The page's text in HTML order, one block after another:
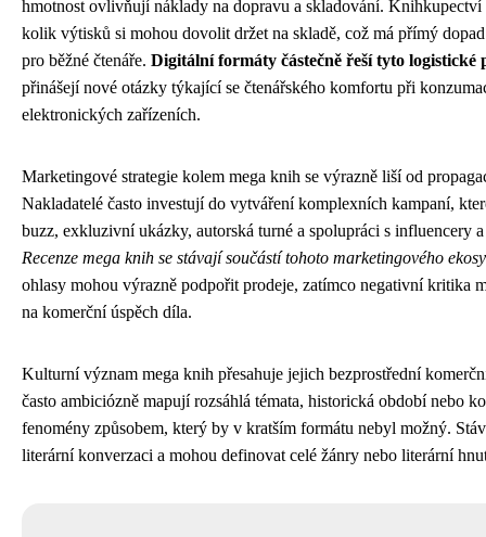
hmotnost ovlivňují náklady na dopravu a skladování. Knihkupectví
kolik výtisků si mohou dovolit držet na skladě, což má přímý
pro běžné čtenáře. Digitální formáty částečně řeší tyto logistické
přinášejí nové otázky týkající se čtenářského komfortu při
elektronických zařízeních.
Marketingové strategie kolem mega knih se výrazně liší od
Nakladatelé často investují do vytváření komplexních kampaní,
buzz, exkluzivní ukázky, autorská turné a spolupráci s influencery
Recenze mega knih se stávají součástí tohoto marketingového
ohlasy mohou výrazně podpořit prodeje, zatímco negativní kritika
na komerční úspěch díla.
Kulturní význam mega knih přesahuje jejich bezprostřední
často ambiciózně mapují rozsáhlá témata, historická období nebo
fenomény způsobem, který by v kratším formátu nebyl možný.
literární konverzaci a mohou definovat celé žánry nebo literární